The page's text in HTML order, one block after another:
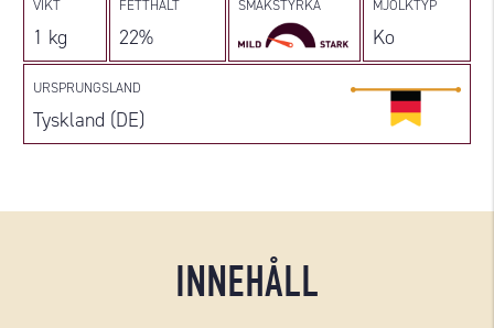
VIKT
1 kg
FETTHALT
22%
SMAKSTYRKA MJÖLKTYP
Ko
URSPRUNGSLAND
Tyskland (DE)
INNEHÅLL